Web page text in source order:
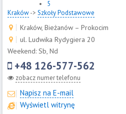
5
Kraków-> Szkoły Podstawowe
Kraków, Bieżanów – Prokocim
ul. Ludwika Rydygiera 20
Weekend: Sb, Nd
+48 126-577-562
zobacz numer telefonu
Napisz na E-mail
Wyświetl witrynę